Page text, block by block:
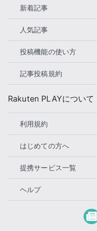
新着記事
人気記事
投稿機能の使い方
記事投稿規約
Rakuten PLAYについて
利用規約
はじめての方へ
提携サービス一覧
ヘルプ